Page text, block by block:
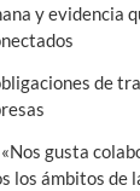
y evidencia
de
gusta
los ámbitos de